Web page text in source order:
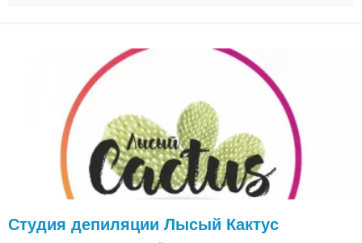
Студия депиляции Лысый Кактус